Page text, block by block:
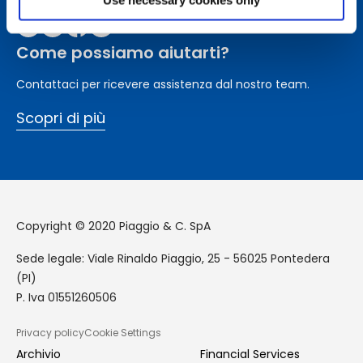
Come possiamo aiutarti?
Contattaci per ricevere assistenza dal nostro team.
Scopri di più
Copyright © 2020 Piaggio & C. SpA
Sede legale: Viale Rinaldo Piaggio, 25 - 56025 Pontedera
(PI)
P. Iva 01551260506
Privacy policyCookie Settings
Archivio Financial Services